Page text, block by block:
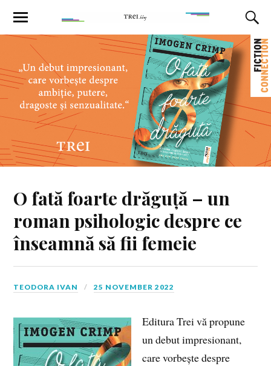
O fată foarte drăguță – un
roman psihologic despre ce
înseamnă să fii femeie
TEODORA IVAN 25 NOVEMBER 2022
Editura Trei vă propune
un debut impresionant,
care vorbește despre